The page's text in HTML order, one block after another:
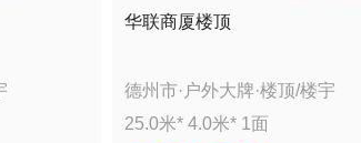
华联商厦楼顶
德州市· 户外大牌·楼顶/楼宇
25.0米* 4.0米* 1 面